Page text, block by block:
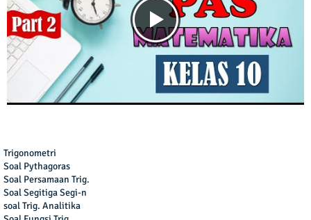
Trigonometri
Soal Pythagoras
Soal Persamaan Trig.
Soal Segitiga Segi-n
soal Trig. Analitika